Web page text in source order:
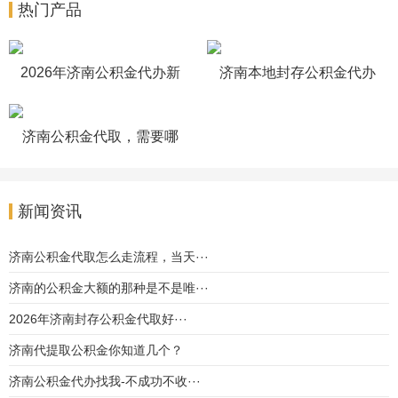
热门产品
2026年济南公积金代办新 济南本地封存公积金代办
济南公积金代取，需要哪
新闻资讯
济南公积金代取怎么走流程，当天···
济南的公积金大额的那种是不是唯···
2026年济南封存公积金代取好···
济南代提取公积金你知道几个？
济南公积金代办找我-不成功不收···